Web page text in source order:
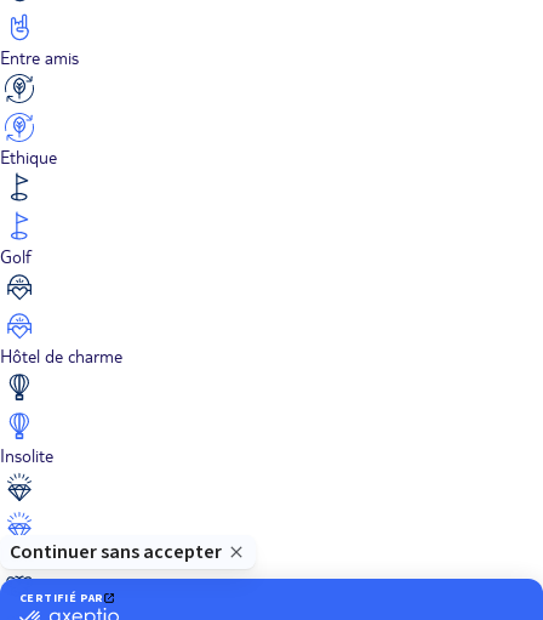
Entre amis
Ethique
Golf
Hôtel de charme
Insolite
Luxe